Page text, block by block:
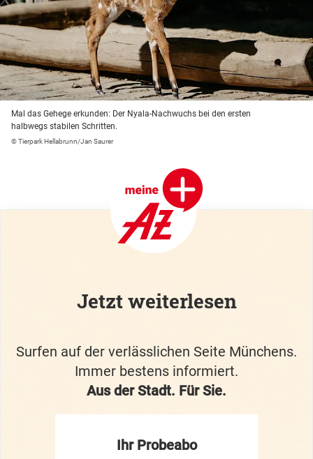
Mal das Gehege erkunden: Der Nyala-Nachwuchs bei den ersten
halbwegs stabilen Schritten.
© Tierpark Hellabrunn/Jan Saurer
Jetzt weiterlesen
Surfen auf der verlässlichen Seite Münchens.
Immer bestens informiert.
Aus der Stadt. Für Sie.
Ihr Probeabo